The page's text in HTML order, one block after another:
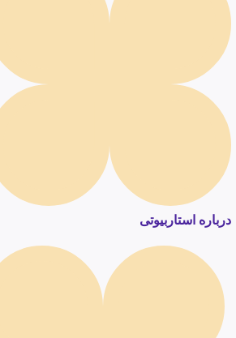
درباره استاربیوتی